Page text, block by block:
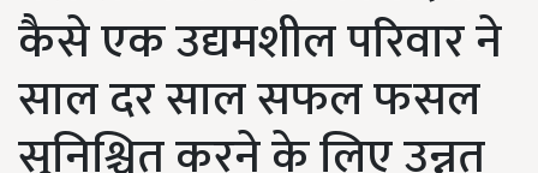
कैसे एक उद्यमशील परिवार ने
साल दर साल सफल फसल